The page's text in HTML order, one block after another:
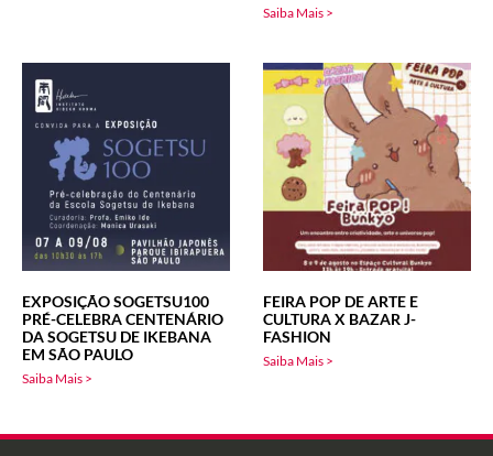
Saiba Mais >
EXPOSIÇÃO SOGETSU100
PRÉ-CELEBRA CENTENÁRIO
DA SOGETSU DE IKEBANA
EM SÃO PAULO
Saiba Mais >
FEIRA POP DE ARTE E
CULTURA X BAZAR J-
FASHION
Saiba Mais >